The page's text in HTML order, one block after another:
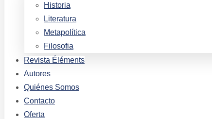
Historia
Literatura
Metapolítica
Filosofia
Revista Éléments
Autores
Quiénes Somos
Contacto
Oferta